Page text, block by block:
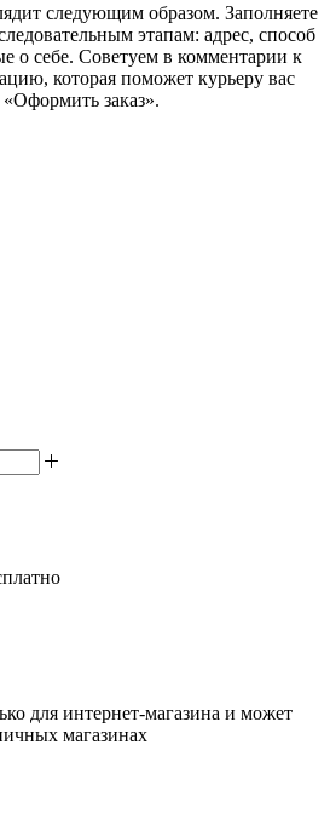
следующим образом. Заполняете
этапам: адрес, способ
о себе. Советуем в комментарии к
которая поможет курьеру вас
заказ».
для интернет-магазина и может
магазинах